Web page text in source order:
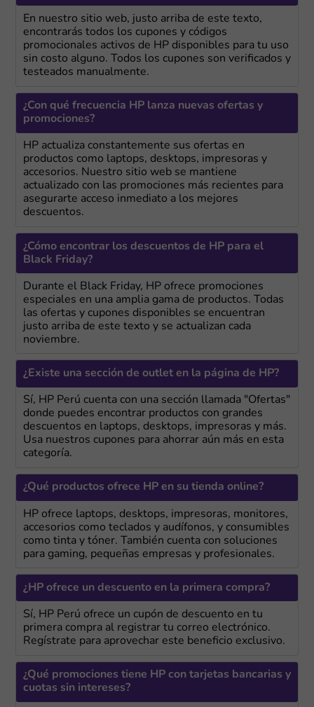
En nuestro sitio web, justo arriba de este texto,
encontrarás todos los cupones y códigos
promocionales activos de HP disponibles para tu uso
sin costo alguno. Todos los cupones son verificados y
testeados manualmente.
¿Con qué frecuencia HP lanza nuevas ofertas y
promociones?
HP actualiza constantemente sus ofertas en
productos como laptops, desktops, impresoras y
accesorios. Nuestro sitio web se mantiene
actualizado con las promociones más recientes para
asegurarte acceso inmediato a los mejores
descuentos.
¿Cómo encontrar los descuentos de HP para el
Black Friday?
Durante el Black Friday, HP ofrece promociones
especiales en una amplia gama de productos. Todas
las ofertas y cupones disponibles se encuentran
justo arriba de este texto y se actualizan cada
noviembre.
¿Existe una sección de outlet en la página de HP?
Sí, HP Perú cuenta con una sección llamada "Ofertas"
donde puedes encontrar productos con grandes
descuentos en laptops, desktops, impresoras y más.
Usa nuestros cupones para ahorrar aún más en esta
categoría.
¿Qué productos ofrece HP en su tienda online?
HP ofrece laptops, desktops, impresoras, monitores,
accesorios como teclados y audífonos, y consumibles
como tinta y tóner. También cuenta con soluciones
para gaming, pequeñas empresas y profesionales.
¿HP ofrece un descuento en la primera compra?
Sí, HP Perú ofrece un cupón de descuento en tu
primera compra al registrar tu correo electrónico.
Regístrate para aprovechar este beneficio exclusivo.
¿Qué promociones tiene HP con tarjetas bancarias y
cuotas sin intereses?